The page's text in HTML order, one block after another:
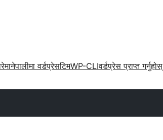
नेपालीमा वर्डप्रेसटिमWP-CLIवर्डप्रेस प्राप्त गर्नुहोस्